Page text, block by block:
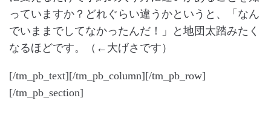
っていますか？どれぐらい違うかというと、「なん
でいままでしてなかったんだ！」と地団太踏みたく
なるほどです。（←大げさです）
[/tm_pb_text][/tm_pb_column][/tm_pb_row]
[/tm_pb_section]